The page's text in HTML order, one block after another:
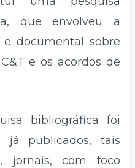
que envolveu a
documental sobre
e os acordos de
bibliográfica foi
já publicados, tais
jornais, com foco